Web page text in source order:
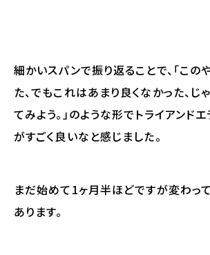
細かいスパンで振り返ることで、「この
た、でもこれはあまり良くなかった、じ
てみよう。」のような形でトライアンド
がすごく良いなと感じました。
まだ始めて1ヶ月半ほどですが変わっ
あります。